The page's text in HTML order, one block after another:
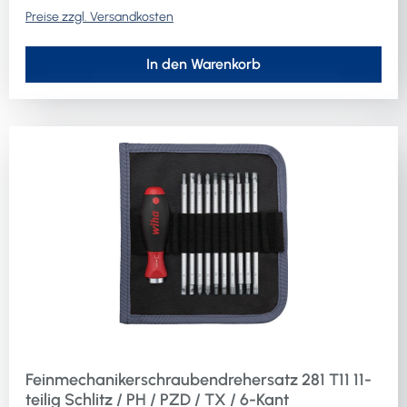
Profil Gr. 1,5 / 2,0 / 2,5 mm (1 Seite Sechskant/ 1 Seite
Eigenschaften:· Inhalt: 11-teilig· Material: Chrom-
Vanadium-Molybdän-StahlLieferung in Rolltasche
Preise zzgl. Versandkosten
In den Warenkorb
Feinmechanikerschraubendrehersatz 281 T11 11-
teilig Schlitz / PH / PZD / TX / 6-Kant